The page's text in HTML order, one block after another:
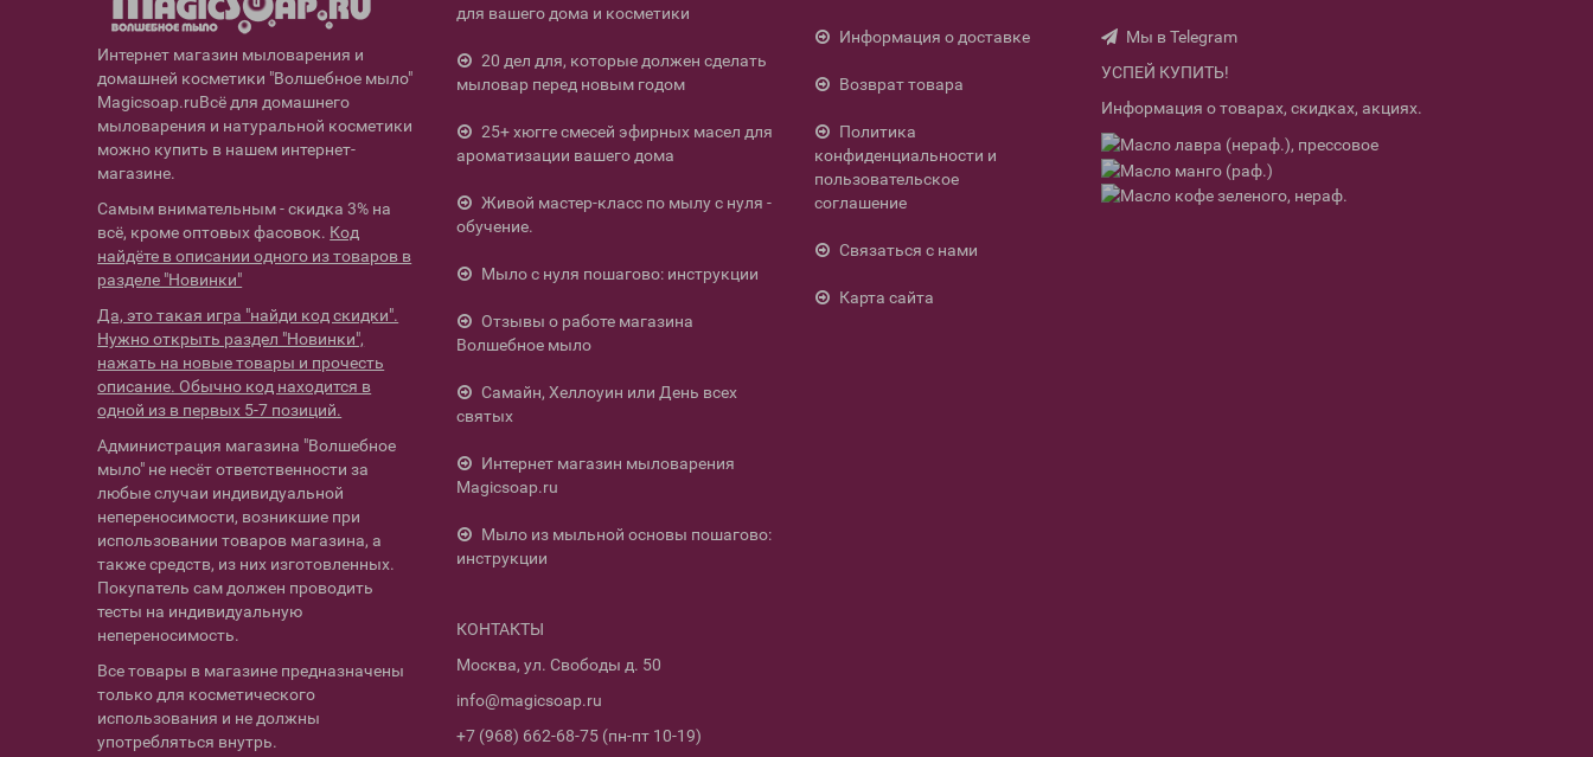
Интернет магазин мыловарения и
домашней косметики "Волшебное мыло"
Magicsoap.ruВсё для домашнего
мыловарения и натуральной косметики
можно купить в нашем интернет-
магазине.
Самым внимательным - скидка 3% на
всё, кроме оптовых фасовок. Код
найдёте в описании одного из товаров в
разделе "Новинки"
Да, это такая игра "найди код скидки".
Нужно открыть раздел "Новинки",
нажать на новые товары и прочесть
описание. Обычно код находится в
одной из в первых 5-7 позиций.
Администрация магазина "Волшебное
мыло" не несёт ответственности за
любые случаи индивидуальной
непереносимости, возникшие при
использовании товаров магазина, а
также средств, из них изготовленных.
Покупатель сам должен проводить
тесты на индивидуальную
непереносимость.
Все товары в магазине предназначены
только для косметического
использования и не должны
употребляться внутрь.
для вашего дома и косметики
20 дел для, которые должен сделать
мыловар перед новым годом
25+ хюгге смесей эфирных масел для
ароматизации вашего дома
Живой мастер-класс по мылу с нуля -
обучение.
Мыло с нуля пошагово: инструкции
Отзывы о работе магазина
Волшебное мыло
Самайн, Хеллоуин или День всех
святых
Интернет магазин мыловарения
Magicsoap.ru
Мыло из мыльной основы пошагово:
инструкции
КОНТАКТЫ
Москва, ул. Свободы д. 50
info@magicsoap.ru
+7 (968) 662-68-75 (пн-пт 10-19)
Информация о доставке
Возврат товара
Политика
конфиденциальности и
пользовательское
соглашение
Связаться с нами
Карта сайта
Мы в Telegram
УСПЕЙ КУПИТЬ!
Информация о товарах, скидках, акциях.